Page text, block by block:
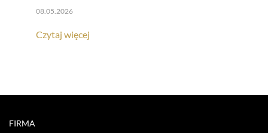
08.05.2026
Czytaj więcej
FIRMA